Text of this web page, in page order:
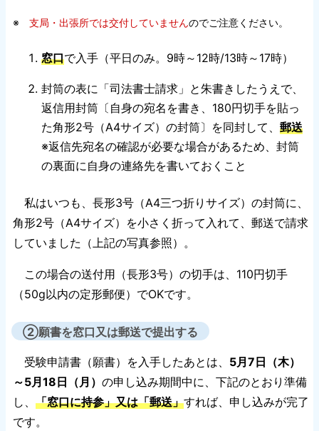
※ 支局・出張所では交付していませんのでご注意ください。
窓口で入手（平日のみ。9時～12時/13時～17時）
封筒の表に「司法書士請求」と朱書きしたうえで、
返信用封筒〔自身の宛名を書き、180円切手を貼っ
た角形2号（A4サイズ）の封筒〕を同封して、 郵送
※返信先宛名の確認が必要な場合があるため、封筒
の裏面に自身の連絡先を書いておくこと
私はいつも、長形3号（A4三つ折りサイズ）の封筒に、
角形2号（A4サイズ）を小さく折って入れて、郵送で請求
していました（上記の写真参照）。
この場合の送付用（長形3号）の切手は、110円切手
（50g以内の定形郵便）でOKです。
②願書を窓口又は郵送で提出する
受験申請書（願書）を入手したあとは、 5月7日（木）
～5月18日（月） の申し込み期間中に、下記のとおり準備
し、 「窓口に持参」又は「郵送」すれば、申し込みが完了
です。